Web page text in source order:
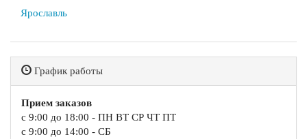
Ярославль
График работы
Прием заказов
с 9:00 до 18:00 - ПН ВТ СР ЧТ ПТ
с 9:00 до 14:00 - СБ